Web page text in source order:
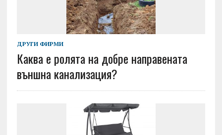
ДРУГИ ФИРМИ
Каква е ролята на добре направената
външна канализация?